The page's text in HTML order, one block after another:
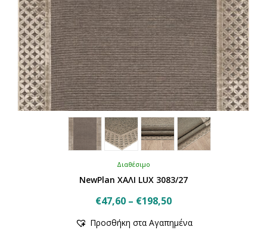
Διαθέσιμο
NewPlan ΧΑΛΙ LUX 3083/27
€47,60 – €198,50Price
€47,60
το
Προσθήκη στα Αγαπημένα